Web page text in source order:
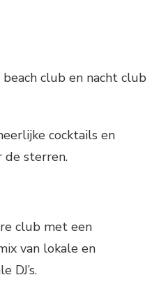
beach club en nacht club
cocktails en
de sterren.
club met een
van lokale en
DJ’s.